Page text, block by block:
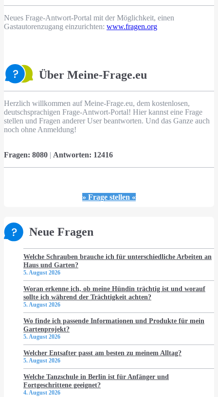
Neues Frage-Antwort-Portal mit der Möglichkeit, einen
Gastautorenzugang einzurichten: www.fragen.org
Über Meine-Frage.eu
Herzlich willkommen auf Meine-Frage.eu, dem kostenlosen,
deutschsprachigen Frage-Antwort-Portal! Hier kannst eine Frage
stellen und Fragen anderer User beantworten. Und das Ganze auch
noch ohne Anmeldung!
Fragen: 8080 | Antworten: 12416
» Frage stellen «
Neue Fragen
Welche Schrauben brauche ich für unterschiedliche Arbeiten an
Haus und Garten?
5. August 2026
Woran erkenne ich, ob meine Hündin trächtig ist und worauf
sollte ich während der Trächtigkeit achten?
5. August 2026
Wo finde ich passende Informationen und Produkte für mein
Gartenprojekt?
5. August 2026
Welcher Entsafter passt am besten zu meinem Alltag?
5. August 2026
Welche Tanzschule in Berlin ist für Anfänger und
Fortgeschrittene geeignet?
4. August 2026